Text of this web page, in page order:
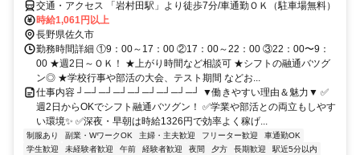
交通・アクセス 「岩村田駅」より徒歩7分/車通勤ＯＫ（駐車場無料）
時給1,061円以上
長野県佐久市
勤務時間詳細 ①9：00～17：00 ②17：00～22：00 ③22：00〜9：
00 ★週2日～ＯＫ！ ★上がり時間など相談可 ★シフトの融通バツグ
ン◎ ★学校行事や部活の大会、テスト期間 などお...
仕事内容 ┘─┘─┘─┘─┘─┘─┘─┘─┘ ▼働きやすい理由＆魅力▼ ✅
週2日からOKでシフト融通バツグン！ ✅学業や部活との両立もしやす
い環境✨ ✅深夜・早朝は時給1326円で効率よく稼げ...
制服あり 副業・WワークOK 主婦・主夫歓迎 フリーター歓迎
車通勤OK
学生歓迎
未経験者歓迎 午前 経験者歓迎 夜間 夕方 長期歓迎
駅近5分以内